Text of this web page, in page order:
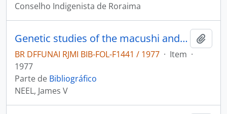
Conselho Indigenista de Roraima
Genetic studies of the macushi and wapishana indians
BR DFFUNAI RJMI BIB-FOL-F1441 / 1977 · Item ·
1977
Parte de Bibliográfico
NEEL, James V